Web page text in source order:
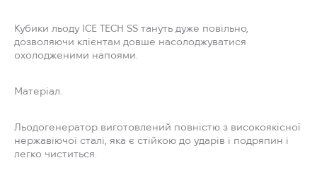
Кубики льоду ICE TECH SS тануть дуже повільно,
дозволяючи клієнтам довше насолоджуватися
охолодженими напоями.
Матеріал.
Льодогенератор виготовлений повністю з високоякісної
нержавіючої сталі, яка є стійкою до ударів і подряпин і
легко чиститься.